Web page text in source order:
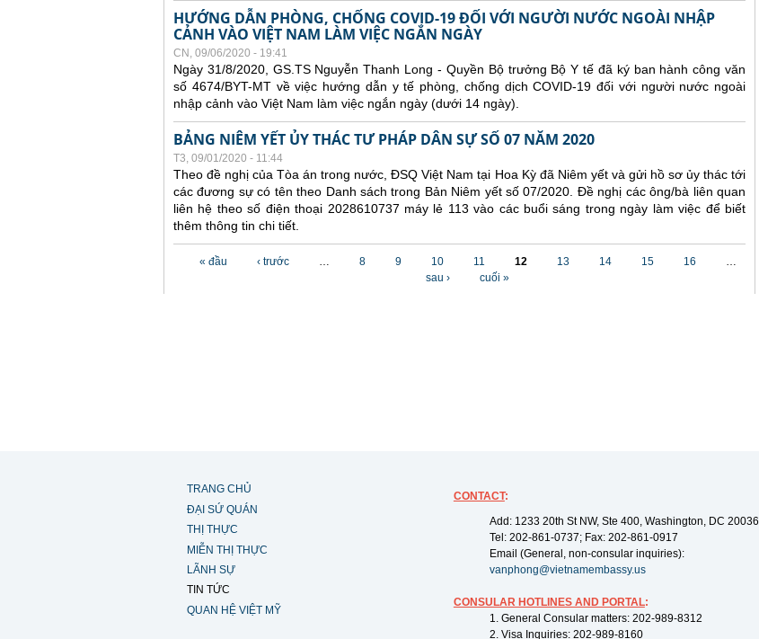
HƯỚNG DẪN PHÒNG, CHỐNG COVID-19 ĐỐI VỚI NGƯỜI NƯỚC NGOÀI NHẬP
CẢNH VÀO VIỆT NAM LÀM VIỆC NGẮN NGÀY
CN, 09/06/2020 - 19:41
Ngày 31/8/2020, GS.TS Nguyễn Thanh Long - Quyền Bộ trưởng Bộ Y tế đã ký ban hành công văn
số 4674/BYT-MT về việc hướng dẫn y tế phòng, chống dịch COVID-19 đối với người nước ngoài
nhập cảnh vào Việt Nam làm việc ngắn ngày (dưới 14 ngày).
BẢNG NIÊM YẾT ỦY THÁC TƯ PHÁP DÂN SỰ SỐ 07 NĂM 2020
T3, 09/01/2020 - 11:44
Theo đề nghị của Tòa án trong nước, ĐSQ Việt Nam tại Hoa Kỳ đã Niêm yết và gửi hồ sơ ủy thác tới
các đương sự có tên theo Danh sách trong Bản Niêm yết số 07/2020. Đề nghị các ông/bà liên quan
liên hệ theo số điện thoại 2028610737 máy lẻ 113 vào các buổi sáng trong ngày làm việc để biết
thêm thông tin chi tiết.
Các trang
« đầu ‹ trước … 8 9 10 11 12 13 14 15 16
…
sau ›
cuối »
TRANG CHỦ
ĐẠI SỨ QUÁN
THỊ THỰC
MIỄN THỊ THỰC
LÃNH SỰ
TIN TỨC
QUAN HỆ VIỆT MỸ
CONTACT:
Add: 1233 20th St NW, Ste 400, Washington, DC 20036
Tel: 202-861-0737; Fax: 202-861-0917
Email (General, non-consular inquiries):
vanphong@vietnamembassy.us
CONSULAR HOTLINES AND PORTAL:
1. General Consular matters: 202-989-8312
2. Visa Inquiries: 202-989-8160